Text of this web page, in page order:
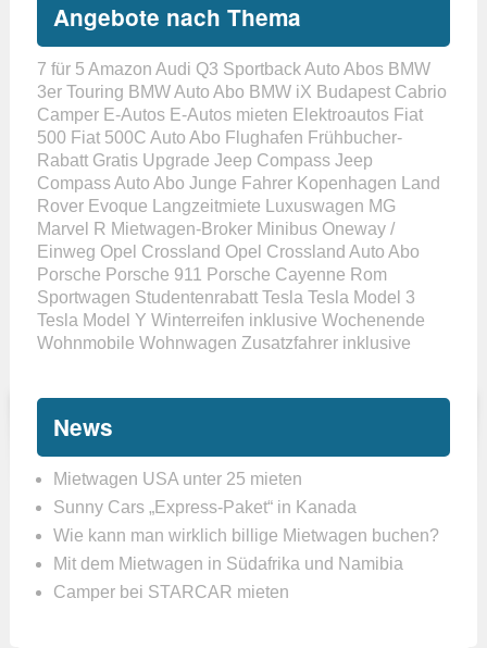
Angebote nach Thema
7 für 5 Amazon Audi Q3 SportbackAuto Abos BMW
3er Touring BMW Auto Abo BMW iX Budapest Cabrio
Camper E-Autos E-Autos mieten Elektroautos Fiat
500 Fiat 500C Auto Abo Flughafen Frühbucher-
Rabatt Gratis Upgrade Jeep Compass Jeep
Compass Auto Abo Junge Fahrer Kopenhagen
Land
Rover Evoque
Langzeitmiete Luxuswagen MG
Marvel R Mietwagen-Broker Minibus Oneway /
Einweg Opel Crossland Opel Crossland Auto Abo
Porsche Porsche 911 Porsche Cayenne Rom
Sportwagen Studentenrabatt Tesla Tesla Model 3
Tesla Model Y Winterreifen inklusive Wochenende
Wohnmobile Wohnwagen Zusatzfahrer inklusive
News
Mietwagen USA unter 25 mieten
Sunny Cars „Express-Paket“ in Kanada
Wie kann man wirklich billige Mietwagen buchen?
Mit dem Mietwagen in Südafrika und Namibia
Camper bei STARCAR mieten